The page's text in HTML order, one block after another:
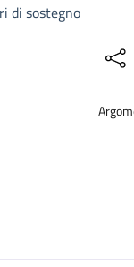
di sostegno